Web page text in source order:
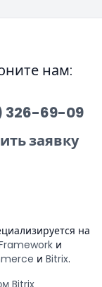
нам:
326-69-09
заявку
на
и
и Bitrix.
Bitrix